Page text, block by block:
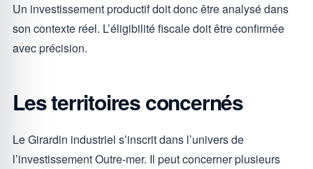
Un investissement productif doit donc être analysé dans
son contexte réel. L’éligibilité fiscale doit être confirmée
avec précision.
Les territoires concernés
Le Girardin industriel s’inscrit dans l’univers de
l’investissement Outre-mer. Il peut concerner plusieurs